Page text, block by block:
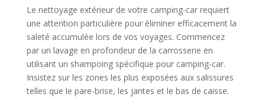
Le nettoyage extérieur de votre camping-car requiert
une attention particulière pour éliminer efficacement la
saleté accumulée lors de vos voyages. Commencez
par un lavage en profondeur de la carrosserie en
utilisant un shampoing spécifique pour camping-car.
Insistez sur les zones les plus exposées aux salissures
telles que le pare-brise, les jantes et le bas de caisse.